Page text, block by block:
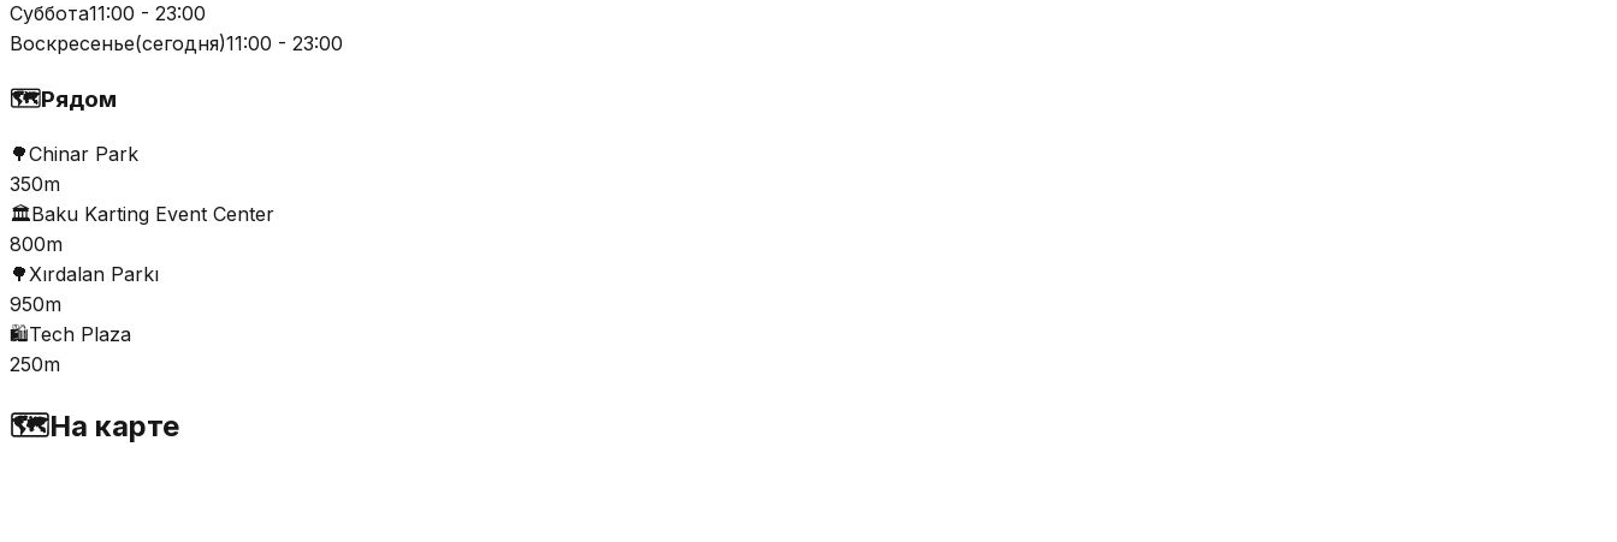
Суббота11:00 - 23:00
Воскресенье(сегодня)11:00 - 23:00
🗺️Рядом
🌳Chinar Park
350m
🏛️Baku Karting Event Center
800m
🌳 Xırdalan Parkı
950m
🛍️Tech Plaza
250m
🗺️На карте